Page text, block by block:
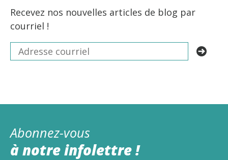
Recevez nos nouvelles articles de blog par
courriel !
Abonnez-vous
à notre infolettre !